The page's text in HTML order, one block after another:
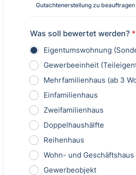
Gutachtenerstellung zu beauftragen
Was soll bewertet werden? *
Eigentumswohnung
Gewerbeeinheit
Mehrfamilienhaus (ab 3
Einfamilienhaus
Zweifamilienhaus
Doppelhaushälfte
Reihenhaus
Wohn- und Geschäftshaus
Gewerbeobjekt